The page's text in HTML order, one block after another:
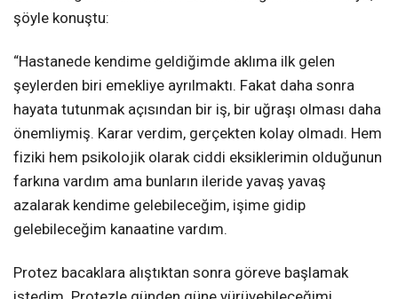
şöyle konuştu:
“Hastanede kendime geldiğimde aklıma ilk gelen
şeylerden biri emekliye ayrılmaktı. Fakat daha sonra
hayata tutunmak açısından bir iş, bir uğraşı olması daha
önemliymiş. Karar verdim, gerçekten kolay olmadı. Hem
fiziki hem psikolojik olarak ciddi eksiklerimin olduğunun
farkına vardım ama bunların ileride yavaş yavaş
azalarak kendime gelebileceğim, işime gidip
gelebileceğim kanaatine vardım.
Protez bacaklara alıştıktan sonra göreve başlamak